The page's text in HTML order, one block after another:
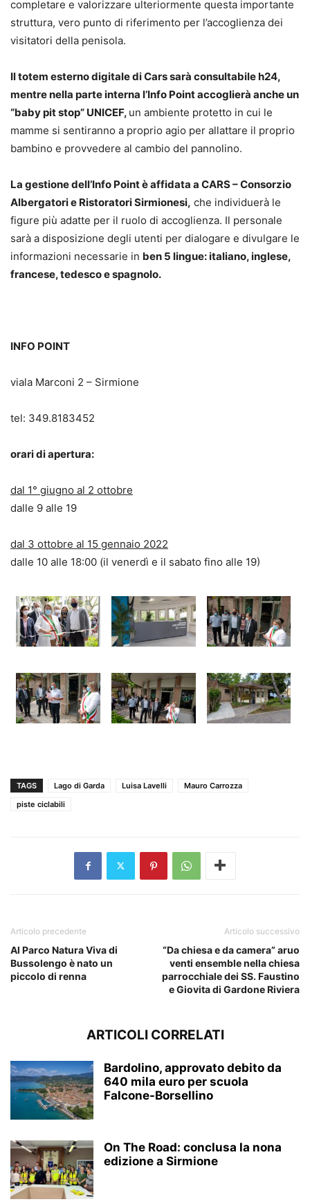
completare e valorizzare ulteriormente questa importante
struttura, vero punto di riferimento per l’accoglienza dei
visitatori della penisola.
Il totem esterno digitale di Cars sarà consultabile h24,
mentre nella parte interna l’Info Point accoglierà anche un
“baby pit stop” UNICEF, un ambiente protetto in cui le
mamme si sentiranno a proprio agio per allattare il proprio
bambino e provvedere al cambio del pannolino.
La gestione dell’Info Point è affidata a CARS – Consorzio
Albergatori e Ristoratori Sirmionesi, che individuerà le
figure più adatte per il ruolo di accoglienza. Il personale
sarà a disposizione degli utenti per dialogare e divulgare le
informazioni necessarie in ben 5 lingue: italiano, inglese,
francese, tedesco e spagnolo.
INFO POINT
viala Marconi 2 – Sirmione
tel: 349.8183452
orari di apertura:
dal 1° giugno al 2 ottobre
dalle 9 alle 19
dal 3 ottobre al 15 gennaio 2022
dalle 10 alle 18:00 (il venerdì e il sabato fino alle 19)
TAGS Lago di Garda Luisa Lavelli
Mauro Carrozza
piste ciclabili
Articolo precedente
Al Parco Natura Viva di
Bussolengo è nato un
piccolo di renna
Articolo successivo
“Da chiesa e da camera” aruo
venti ensemble nella chiesa
parrocchiale dei SS. Faustino
e Giovita di Gardone Riviera
ARTICOLI CORRELATI
Bardolino, approvato debito da
640 mila euro per scuola
Falcone-Borsellino
On The Road: conclusa la nona
edizione a Sirmione